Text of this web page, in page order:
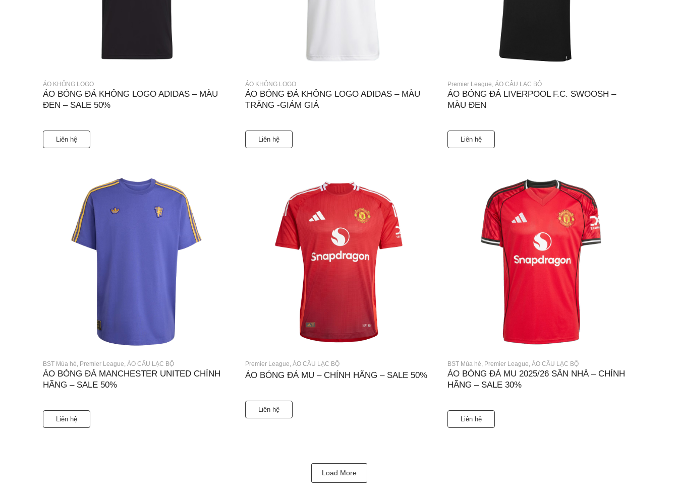
ÁO KHÔNG LOGO
ÁO BÓNG ĐÁ KHÔNG LOGO ADIDAS – MÀU
ĐEN – SALE 50%
Liên hệ
ÁO KHÔNG LOGO
ÁO BÓNG ĐÁ KHÔNG LOGO ADIDAS – MÀU
TRẮNG -GIẢM GIÁ
Liên hệ
Premier League, ÁO CÂU LẠC BỘ
ÁO BÓNG ĐÁ LIVERPOOL F.C. SWOOSH –
MÀU ĐEN
Liên hệ
BST Mùa hè, Premier League, ÁO CÂU LẠC BỘ
ÁO BÓNG ĐÁ MANCHESTER UNITED CHÍNH
HÃNG – SALE 50%
Liên hệ
Premier League, ÁO CÂU LẠC BỘ
ÁO BÓNG ĐÁ MU – CHÍNH HÃNG – SALE 50%
Liên hệ
BST Mùa hè, Premier League, ÁO CÂU LẠC BỘ
ÁO BÓNG ĐÁ MU 2025/26 SÂN NHÀ – CHÍNH
HÃNG – SALE 30%
Liên hệ
Load More